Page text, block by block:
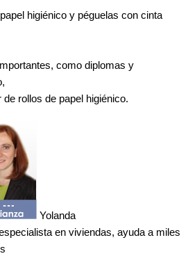
higiénico y péguelas con cinta
como diplomas y
rollos de papel higiénico.
Yolanda
en viviendas, ayuda a miles